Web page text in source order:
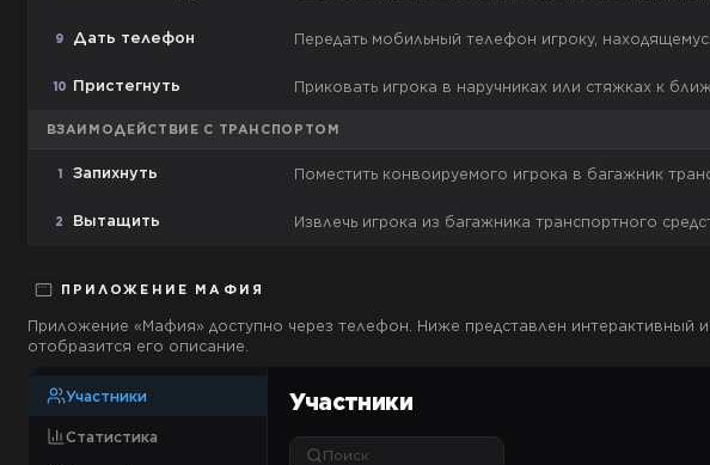
9 Дать телефон Передать мобильный телефон игроку,
10 Пристегнуть Приковать игрока в наручниках или стяжках к
ВЗАИМОДЕЙСТВИЕ С ТРАНСПОРТОМ
1 Запихнуть Поместить конвоируемого игрока в багажник
2 Вытащить Извлечь игрока из багажника транспортного
ПРИЛОЖЕНИЕ МАФИЯ
Приложение «Мафия» доступно через телефон. Ниже представлен
отобразится его описание.
Участники
Статистика
Участники
Поиск